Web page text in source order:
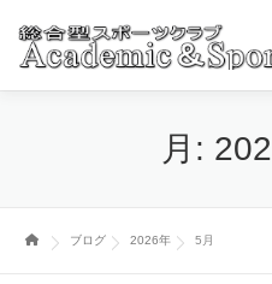
アカスポにつ
月:
ブログ 2026年 5月